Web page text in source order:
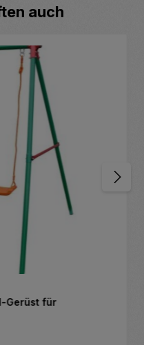
auch
Gerüst für